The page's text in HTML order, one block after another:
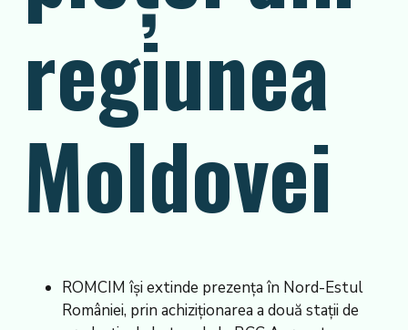
regiunea
Moldovei
ROMCIM își extinde prezența în Nord-Estul
României, prin achiziționarea a două stații de